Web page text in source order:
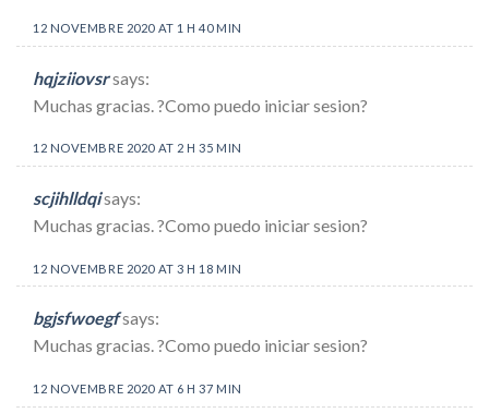
12 NOVEMBRE 2020 AT 1 H 40 MIN
hqjziiovsrsays:
Muchas gracias. ?Como puedo iniciar sesion?
12 NOVEMBRE 2020 AT 2 H 35 MIN
scjihlldqisays:
Muchas gracias. ?Como puedo iniciar sesion?
12 NOVEMBRE 2020 AT 3 H 18 MIN
bgjsfwoegfsays:
Muchas gracias. ?Como puedo iniciar sesion?
12 NOVEMBRE 2020 AT 6 H 37 MIN